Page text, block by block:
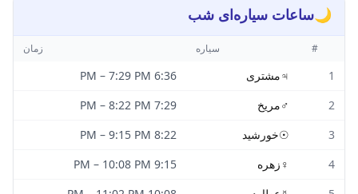
🌙ساعات سیاره‌ای شب
# سیاره زمان
1
♃مشتری 6:36 PM
– 7:29 PM
2
♂مریخ 7:29 PM
– 8:22 PM
3
☉خورشید 8:22 PM
– 9:15 PM
4
♀ زهره 9:15 PM
– 10:08 PM